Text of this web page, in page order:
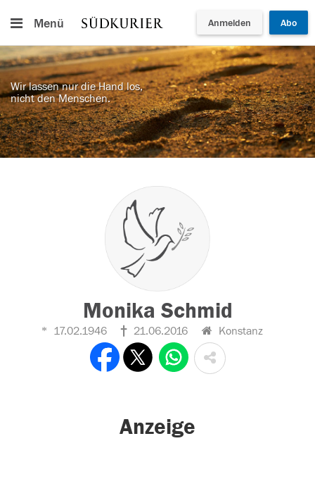
Menü Anmelden Abo
Wir lassen nur die Hand los,
nicht den Menschen.
Monika Schmid
17.02.1946 21.06.2016 Konstanz
Anzeige